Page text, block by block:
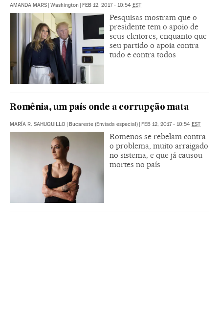
AMANDA MARS | Washington | FEB 12, 2017 - 10:54 EST
Pesquisas mostram que o
presidente tem o apoio de
seus eleitores, enquanto que
seu partido o apoia contra
tudo e contra todos
Romênia, um país onde a corrupção mata
MARÍA R. SAHUQUILLO | Bucareste (Enviada especial) | FEB 12, 2017 - 10:54 EST
Romenos se rebelam contra
o problema, muito arraigado
no sistema, e que já causou
mortes no país